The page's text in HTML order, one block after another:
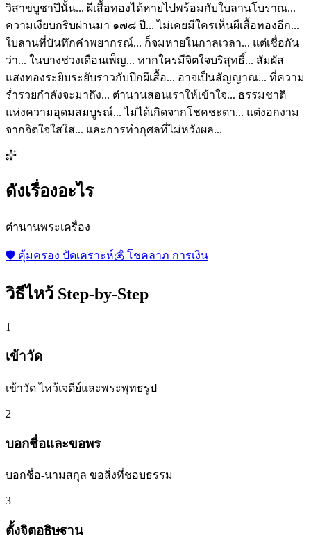
วิสาขบูชาปีนั้น... ผีเสื้อทองได้หายไปพร้อมกับใบลานโบราณ...
ความเงียบกริบผ่านมา ๑๗๘ ปี... ไม่เคยมีใครเห็นผีเสื้อทองอีก...
ใบลานที่บันทึกคำพยากรณ์... ก็จมหายในกาลเวลา... แต่เชื่อกัน
ว่า... ในบางช่วงเดือนเพ็ญ... หากใครมีจิตใจบริสุทธิ์... สัมผัส
แสงทองระยิบระยับราวกับปีกผีเสื้อ... อาจเป็นสัญญาณ... ที่ความ
ร่ำรวยกำลังจะมาถึง... ตำนานสอนเราให้เข้าใจ... ธรรมชาติ
แห่งความอุดมสมบูรณ์... ไม่ได้เกิดจากโชคชะตา... แต่งอกงาม
จากจิตใจใสใส... และการทำกุศลที่ไม่หวังผล...
ดังเรื่องอะไร
ตำนานพระเครื่อง
🛡️ คุ้มครอง ปัดเคราะห์💰 โชคลาภ การเงิน
วิธีไหว้ Step-by-Step
1
เข้าวัด
เข้าวัด ไหว้เจดีย์และพระพุทธรูป
2
บอกชื่อและขอพร
บอกชื่อ-นามสกุล ขอสิ่งที่ชอบธรรม
3
ตั้งจิตอธิษฐาน